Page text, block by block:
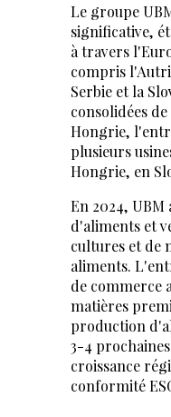
Le groupe
significative,
à travers
compris
Serbie et la
consolidées
Hongrie,
plusieurs
Hongrie, en
En 2024,
d'aliments et
cultures et de
aliments.
de commerce
matières
production
3-4
croissance
conformité